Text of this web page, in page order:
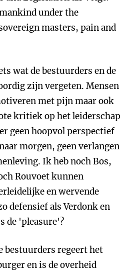
under the
masters, pain and
wat de bestuurders en de
zijn vergeten. Mensen
met pijn maar ook
kritiek op het leiderschap
geen hoopvol perspectief
morgen, geen verlangen
Ik heb noch Bos,
Rouvoet kunnen
en wervende
defensief als Verdonk en
de 'pleasure'?
bestuurders regeert het
en is de overheid